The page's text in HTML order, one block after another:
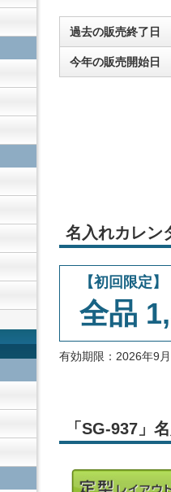
過去の販売終了日
今年の販売開始日
名入れカレン
【初回限定】
全品
有効期限：2026年9
「SG-937」